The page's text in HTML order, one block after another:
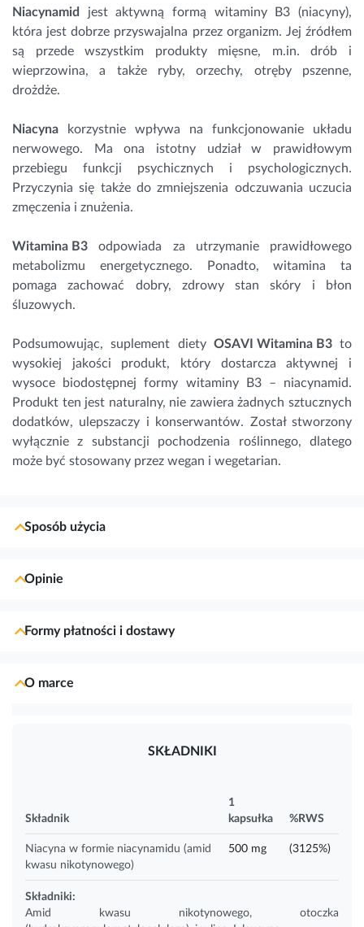
Niacynamid
jest aktywną formą witaminy B3 (niacyny),
która jest dobrze przyswajalna przez organizm. Jej źródłem
są przede wszystkim produkty mięsne, m.in. drób i
wieprzowina, a także ryby, orzechy, otręby pszenne,
drożdże.
Niacyna korzystnie wpływa na funkcjonowanie układu
nerwowego. Ma ona istotny udział w prawidłowym
przebiegu funkcji psychicznych i psychologicznych.
Przyczynia się także do zmniejszenia odczuwania uczucia
zmęczenia i znużenia.
Witamina B3 odpowiada za utrzymanie prawidłowego
metabolizmu energetycznego. Ponadto, witamina ta
pomaga zachować dobry, zdrowy stan skóry i błon
śluzowych.
Podsumowując, suplement diety OSAVI Witamina B3to
wysokiej jakości produkt, który dostarcza aktywnej i
wysoce biodostępnej formy witaminy B3 – niacynamid.
Produkt ten jest naturalny, nie zawiera żadnych sztucznych
dodatków, ulepszaczy i konserwantów. Został stworzony
wyłącznie z substancji pochodzenia roślinnego, dlatego
może być stosowany przez wegan i wegetarian.
Sposób użycia
Opinie
Formy płatności i dostawy
O marce
SKŁADNIKI
Składnik
1
kapsułka
%RWS
Niacyna w formie niacynamidu (amid
kwasu nikotynowego)
500 mg (3125%)
Składniki:
Amid kwasu nikotynowego, otoczka